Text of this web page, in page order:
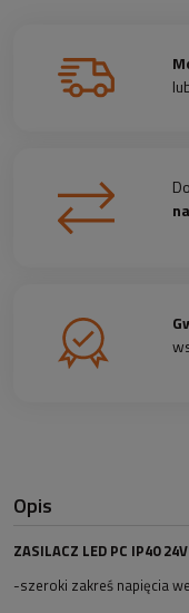
Opis
ZASILACZ LED PC IP40
-szeroki zakreś napięcia